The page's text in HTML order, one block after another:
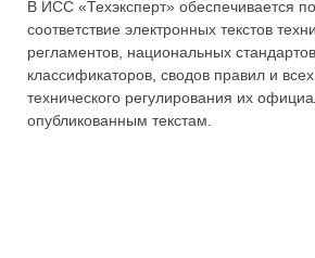
В ИСС «Техэксперт» обеспечивается
соответствие электронных текстов
регламентов, национальных
классификаторов, сводов правил и
технического регулирования их
опубликованным текстам.